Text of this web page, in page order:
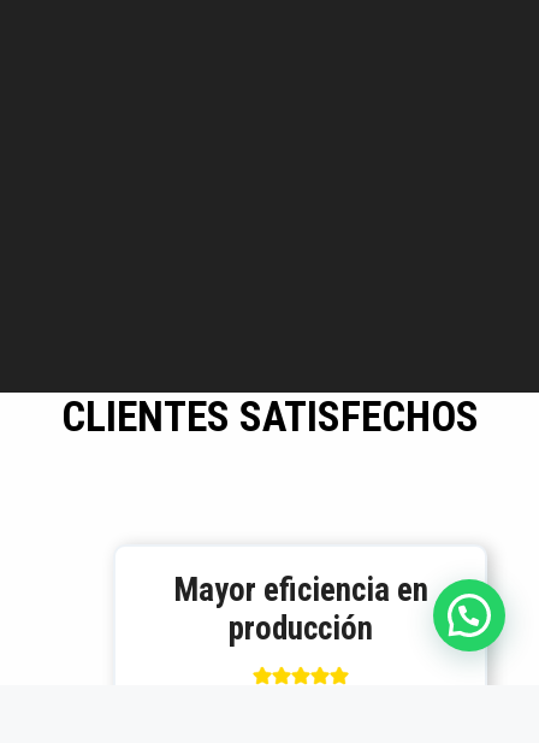
CLIENTES SATISFECHOS
Mayor eficiencia en
producción